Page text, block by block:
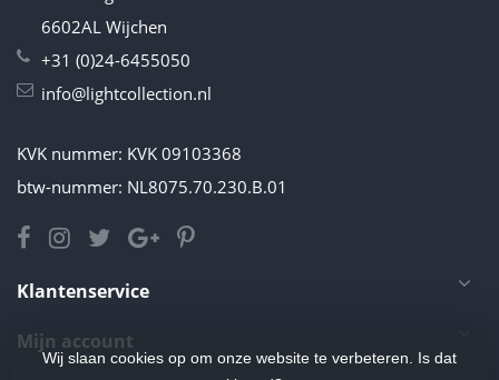
6602AL Wijchen
+31 (0)24-6455050
info@lightcollection.nl
KVK nummer: KVK 09103368
btw-nummer: NL8075.70.230.B.01
Klantenservice
Mijn account
Wij slaan cookies op om onze website te verbeteren. Is dat